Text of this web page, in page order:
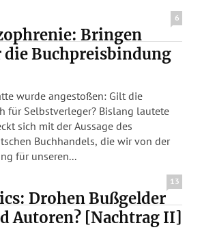
6
Bringen
die Buchpreisbindung
wurde angestoßen: Gilt die
für Selbstverleger? Bislang lautete
sich mit der Aussage des
Buchhandels, die wir von der
für unseren...
13
Drohen Bußgelder
Autoren? [Nachtrag II]